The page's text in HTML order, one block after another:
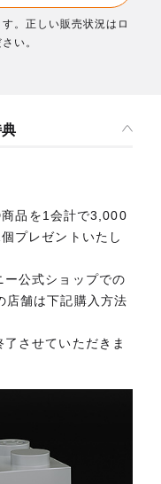
。正しい販売状況はロ
い。
品を1会計で3,000
プレゼントいたし
公式ショップでの
店舗は下記購入方法
させていただきま